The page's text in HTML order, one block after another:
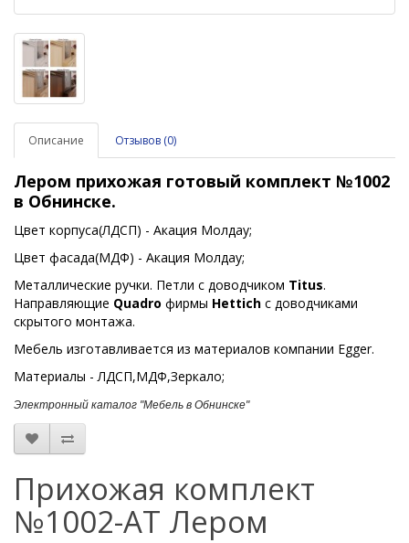
Описание Отзывов (0)
Лером прихожая готовый комплект №1002
в Обнинске.
Цвет корпуса(ЛДСП) - Акация Молдау;
Цвет фасада(МДФ) - Акация Молдау;
Металлические ручки. Петли с доводчиком Titus.
Направляющие Quadro фирмы Hettich с доводчиками
скрытого монтажа.
Мебель изготавливается из материалов компании Egger.
Материалы - ЛДСП,МДФ,Зеркало;
Электронный каталог "Мебель в Обнинске"
Прихожая комплект
№1002-АТ Лером